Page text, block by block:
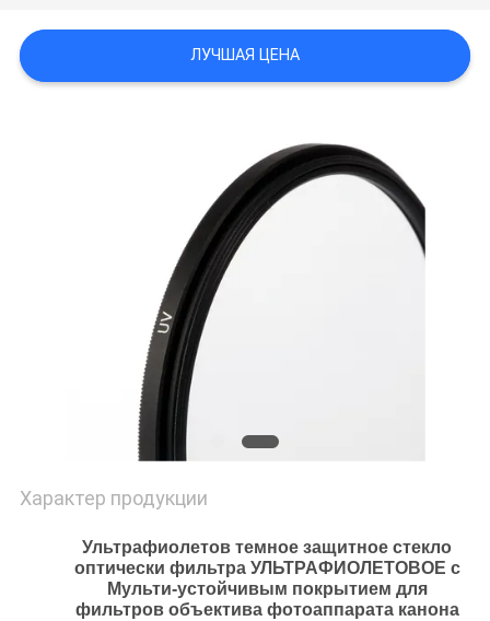
ЛУЧШАЯ ЦЕНА
Характер продукции
Ультрафиолетов темное защитное стекло
оптически фильтра УЛЬТРАФИОЛЕТОВОЕ с
Мульти-устойчивым покрытием для
фильтров объектива фотоаппарата канона